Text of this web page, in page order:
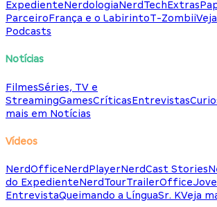
ExpedienteNerdologiaNerdTechExtras
ParceiroFrança e o LabirintoT-Zombii
Podcasts
Notícias
FilmesSéries, TV e
StreamingGamesCríticasEntrevistas
mais em Notícias
Vídeos
NerdOfficeNerdPlayerNerdCast Stories
do ExpedienteNerdTourTrailerOffice
EntrevistaQueimando a LínguaSr. KVeja